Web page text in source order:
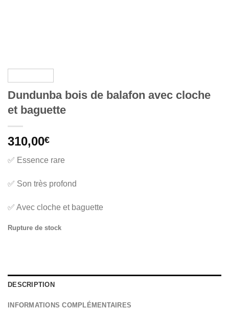
Dundunba bois de balafon avec cloche
et baguette
310,00€
✅ Essence rare
✅ Son très profond
✅ Avec cloche et baguette
Rupture de stock
DESCRIPTION
INFORMATIONS COMPLÉMENTAIRES